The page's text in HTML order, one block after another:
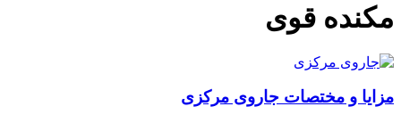
مکنده قوی
مزایا و مختصات جاروی مرکزی